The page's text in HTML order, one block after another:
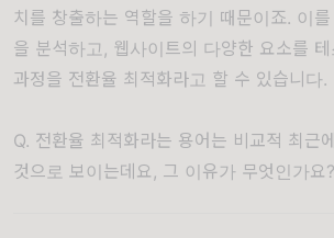
치를 창출하는 역할을 하기 때문이죠. 이
을 분석하고, 웹사이트의 다양한 요소를
과정을 전환율 최적화라고 할 수 있습니다.
Q. 전환율 최적화라는 용어는 비교적 최근
것으로 보이는데요, 그 이유가 무엇인가요?